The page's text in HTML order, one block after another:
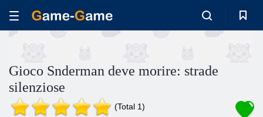
Gioco Snderman deve morire: strade
silenziose
(Total 1)